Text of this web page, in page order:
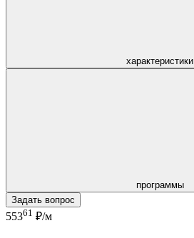
характеристики
программы
Задать вопрос
55361 ₽/м